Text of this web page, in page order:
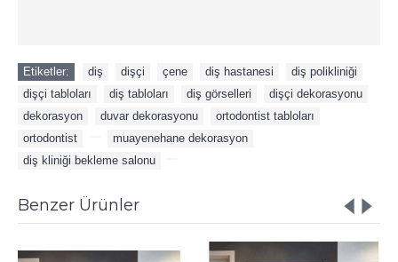
Etiketler: diş dişçi çene diş hastanesi diş polikliniği
dişçi tabloları
diş tabloları diş görselleri dişçi dekorasyonu
dekorasyon
duvar dekorasyonu ortodontist tabloları
ortodontist
muayenehane dekorasyon
diş kliniği bekleme salonu
Benzer Ürünler